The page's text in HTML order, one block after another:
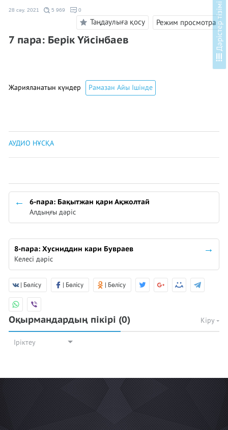
28 сәу. 2021 5 969 0
Таңдаулыға қосу Режим просмотра
7 пара: Берік Үйсінбаев
Жарияланатын күндер Рамазан Айы Ішінде
і
АУДИО НҰСҚА
6-пара: Бақытжан қари Ақжолтай
Алдыңғы дәріс
8-пара: Хусниддин кари Бувраев
Келесі дәріс
| Бөлісу | Бөлісу | Бөлісу
Оқырмандардың пікірі (0) Кіру
Іріктеу